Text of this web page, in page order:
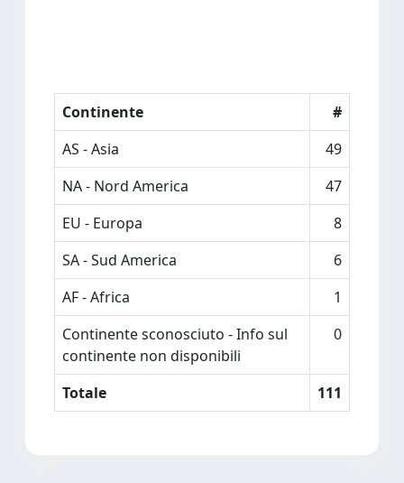
Continente
#
AS - Asia
49
NA - Nord America
47
EU - Europa
8
SA - Sud America
6
AF - Africa
1
Continente sconosciuto - Info sul
continente non disponibili
0
Totale 111